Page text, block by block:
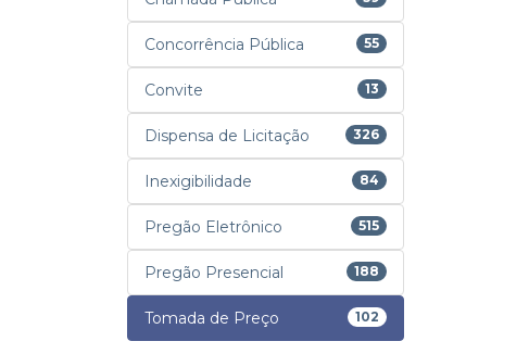
Concorrência Pública 55
Convite 13
Dispensa de Licitação 326
Inexigibilidade 84
Pregão Eletrônico 515
Pregão Presencial 188
Tomada de Preço 102